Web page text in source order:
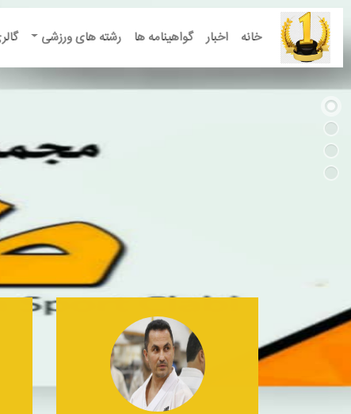
خانه اخبار گواهینامه ها رشته های ورزشی